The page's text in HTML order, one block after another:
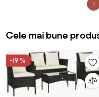
Cele mai bune
-19 %